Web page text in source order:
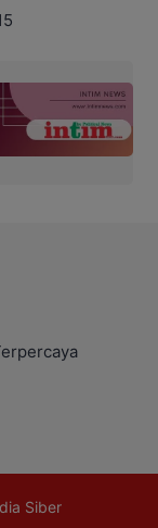
Siber